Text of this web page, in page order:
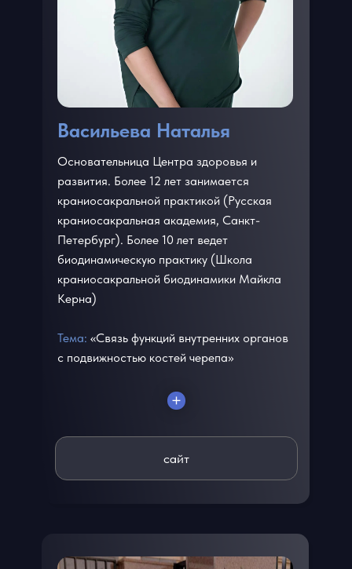
Васильева Наталья
Основательница Центра здоровья и
развития. Более 12 лет занимается
краниосакральной практикой (Русская
краниосакральная академия, Санкт-
Петербург). Более 10 лет ведет
биодинамическую практику (Школа
краниосакральной биодинамики Майкла
Керна)
Тема: «Связь функций внутренних органов
с подвижностью костей черепа»
сайт